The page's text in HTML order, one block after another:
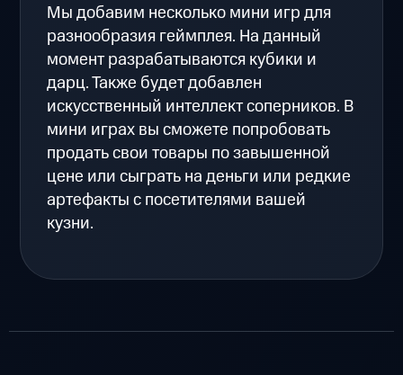
Мы добавим несколько мини игр для
разнообразия геймплея. На данный
момент разрабатываются кубики и
дарц. Также будет добавлен
искусственный интеллект соперников. В
мини играх вы сможете попробовать
продать свои товары по завышенной
цене или сыграть на деньги или редкие
артефакты с посетителями вашей
кузни.